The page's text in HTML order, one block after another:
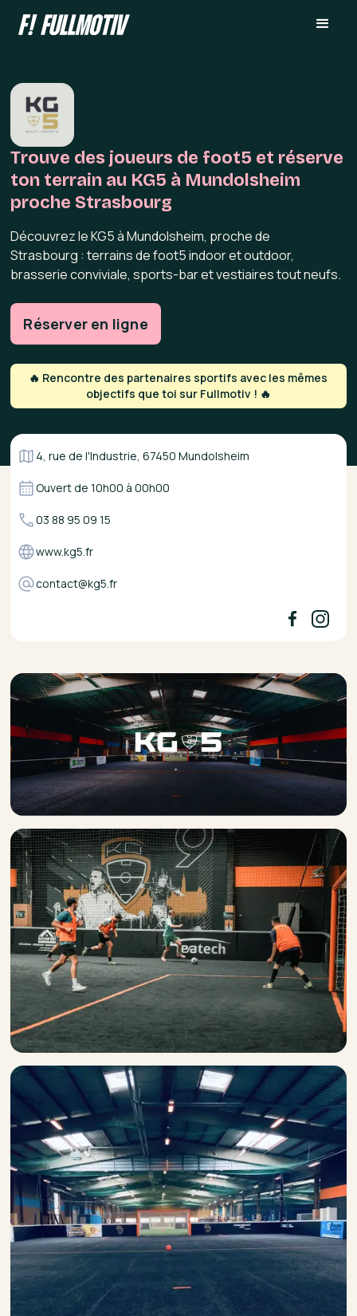
Trouve des joueurs de foot5 et réserve
ton terrain au KG5 à Mundolsheim
proche Strasbourg
Découvrez le KG5 à Mundolsheim, proche de
Strasbourg : terrains de foot5 indoor et outdoor,
brasserie conviviale, sports-bar et vestiaires tout neufs.
Réserver en ligne
🔥 Rencontre des partenaires sportifs avec les mêmes
objectifs que toi sur Fullmotiv ! 🔥
4, rue de l'Industrie, 67450 Mundolsheim
Ouvert de10h00 à00h00
03 88 95 09 15
www.kg5.fr
contact@kg5.fr